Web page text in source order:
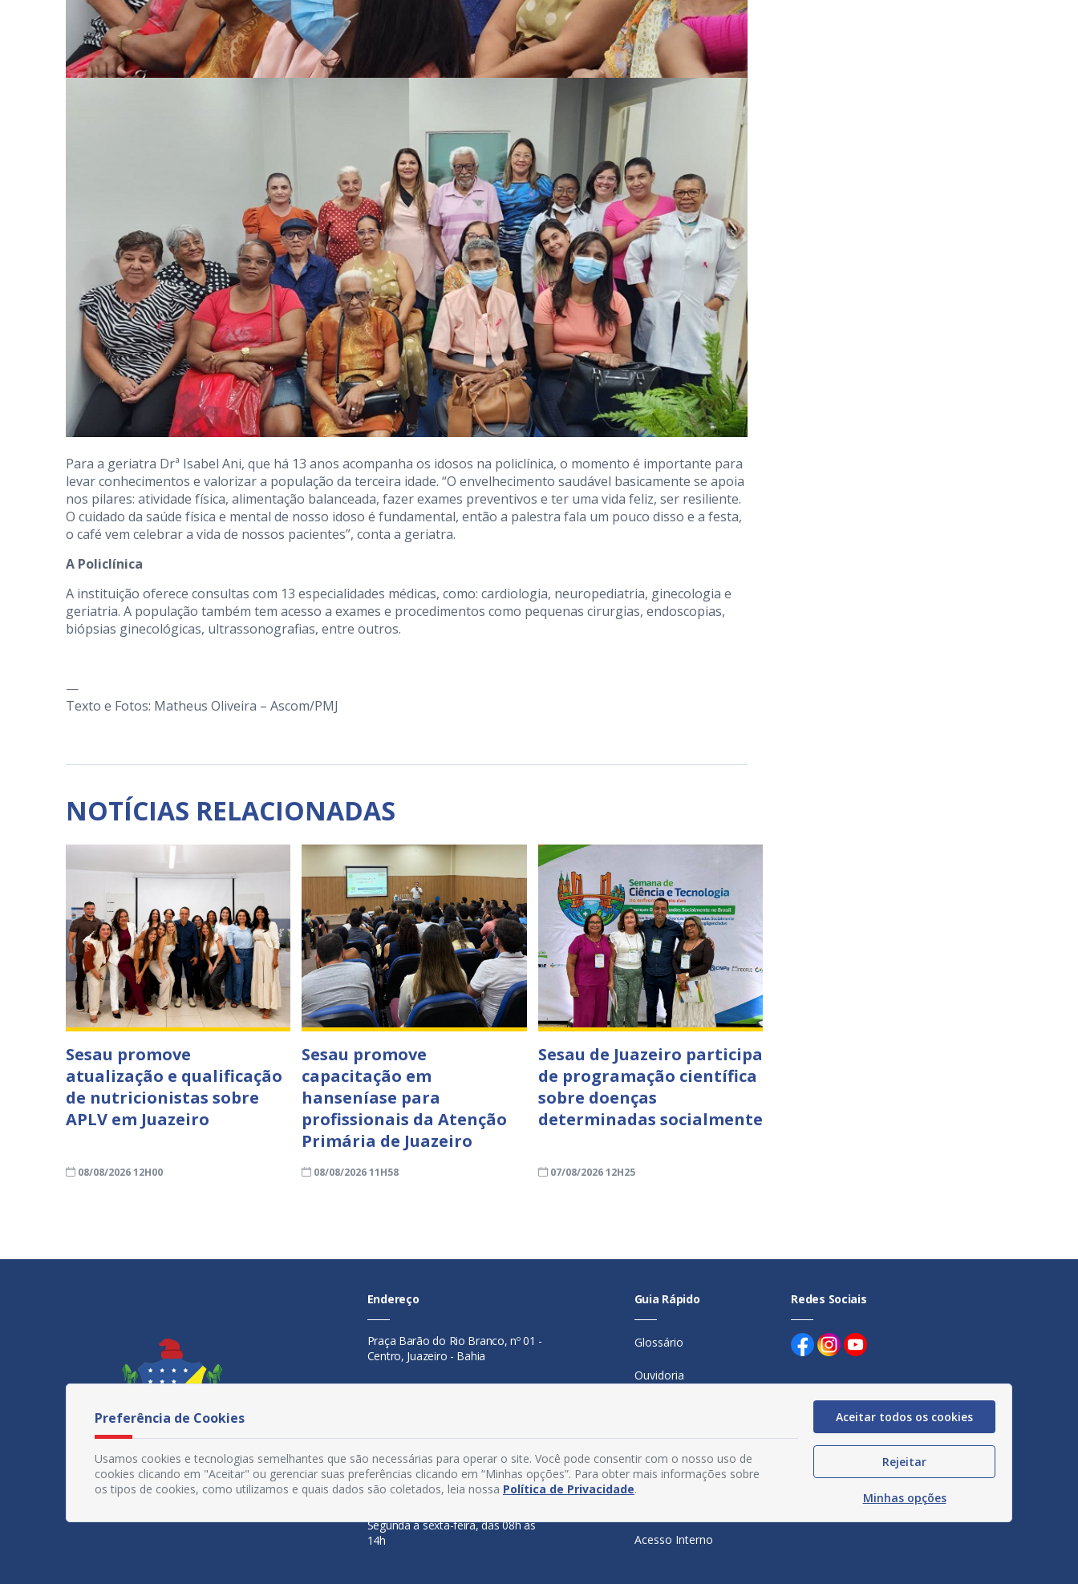
Para a geriatra Drª Isabel Ani, que há 13 anos acompanha os idosos na policlínica, o momento é importante para
levar conhecimentos e valorizar a população da terceira idade. “O envelhecimento saudável basicamente se apoia
nos pilares: atividade física, alimentação balanceada, fazer exames preventivos e ter uma vida feliz, ser resiliente.
O cuidado da saúde física e mental de nosso idoso é fundamental, então a palestra fala um pouco disso e a festa,
o café vem celebrar a vida de nossos pacientes”, conta a geriatra.
A Policlínica
A instituição oferece consultas com 13 especialidades médicas, como: cardiologia, neuropediatria, ginecologia e
geriatria. A população também tem acesso a exames e procedimentos como pequenas cirurgias, endoscopias,
biópsias ginecológicas, ultrassonografias, entre outros.
—
Texto e Fotos: Matheus Oliveira – Ascom/PMJ
NOTÍCIAS RELACIONADAS
Sesau promove
atualização e qualificação
de nutricionistas sobre
APLV em Juazeiro
08/08/2026 12H00
Sesau promove
capacitação em
hanseníase para
profissionais da Atenção
Primária de Juazeiro
08/08/2026 11H58
Sesau de Juazeiro participa
de programação científica
sobre doenças
determinadas socialmente
07/08/2026 12H25
Endereço
Praça Barão do Rio Branco, nº 01 -
Centro, Juazeiro - Bahia
Horário De Funcionamento
Segunda a sexta-feira, das 08h às
14h
Guia Rápido
Glossário
Ouvidoria
Perguntas Frequentes
Manual de Navegação
Acesso Interno
Redes Sociais
Preferência de Cookies
Usamos cookies e tecnologias semelhantes que são necessárias para operar o site. Você pode consentir com o nosso uso de
cookies clicando em "Aceitar" ou gerenciar suas preferências clicando em “Minhas opções”. Para obter mais informações sobre
os tipos de cookies, como utilizamos e quais dados são coletados, leia nossa Política de Privacidade.
Aceitar todos os cookies
Rejeitar
Minhas opções